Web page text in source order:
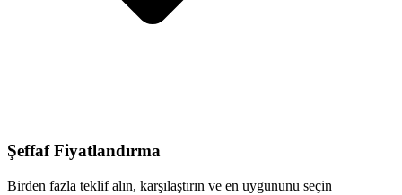
Şeffaf Fiyatlandırma
Birden fazla teklif alın, karşılaştırın ve en uygununu seçin